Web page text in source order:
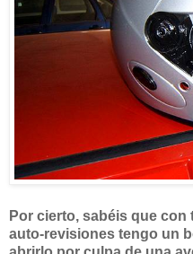
Por cierto, sabéis que
auto-revisiones tengo un